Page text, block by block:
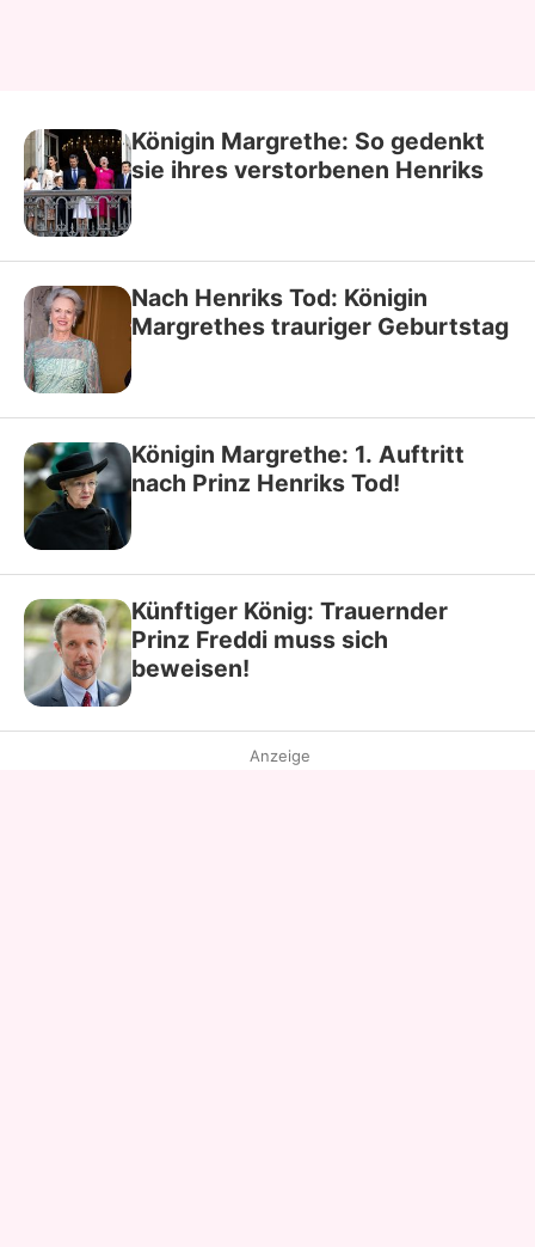
Königin Margrethe: So gedenkt
sie ihres verstorbenen Henriks
Nach Henriks Tod: Königin
Margrethes trauriger Geburtstag
Königin Margrethe: 1. Auftritt
nach Prinz Henriks Tod!
Künftiger König: Trauernder
Prinz Freddi muss sich
beweisen!
Anzeige